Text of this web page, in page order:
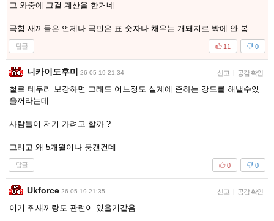
그 와중에 그걸 계산을 한거네
국힘 새끼들은 언제나 국민은 표 숫자나 채우는 개돼지로 밖에 안 봄.
답글 0
11
니카이도후미 26-05-19 21:34 신고 | 공감 확인
철로 테두리 보강하면 그래도 어느정도 설계에 준하는 강도를 해낼수있
을꺼라는데
사람들이 저기 가려고 할까 ?
그리고 왜 5개월이나 뭉갠건데
답글 0
0
Ukforce 26-05-19 21:35 신고 | 공감 확인
이거 쥐새끼랑도 관련이 있을거같음